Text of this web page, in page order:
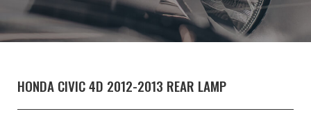
HONDA CIVIC 4D 2012-2013 REAR LAMP